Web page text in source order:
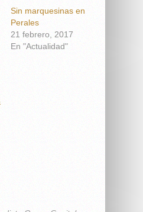
Sin marquesinas en
Perales
21 febrero, 2017
En "Actualidad"